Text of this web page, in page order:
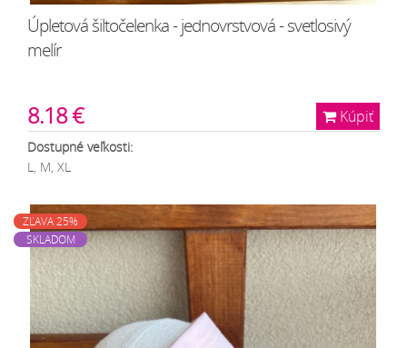
Úpletová šiltočelenka - jednovrstvová - svetlosivý
melír
Kúpiť
8.18 €
Dostupné veľkosti:
L, M, XL
ZĽAVA 25%
SKLADOM